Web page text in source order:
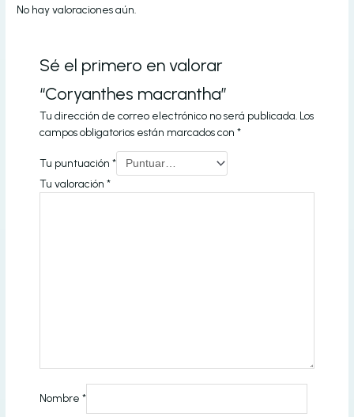
No hay valoraciones aún.
Sé el primero en valorar
“Coryanthes macrantha”
Tu dirección de correo electrónico no será publicada. Los
campos obligatorios están marcados con*
Tu puntuación*
Tu valoración*
Nombre*